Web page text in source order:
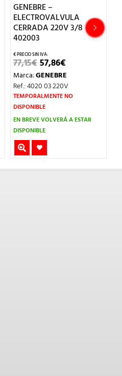
GENEBRE –
ELECTROVALVULA
CERRADA 220V 3/8
402003
77,15€EL
PRECIO
ORIGINAL
ERA:
77,15€.
57,86€PRECIO
ACTUAL
ES:
57,86€.
Marca:GENEBRE
Ref.: 4020 03 220V
TEMPORALMENTE NO
DISPONIBLE
EN BREVE VOLVERÁ A ESTAR
DISPONIBLE